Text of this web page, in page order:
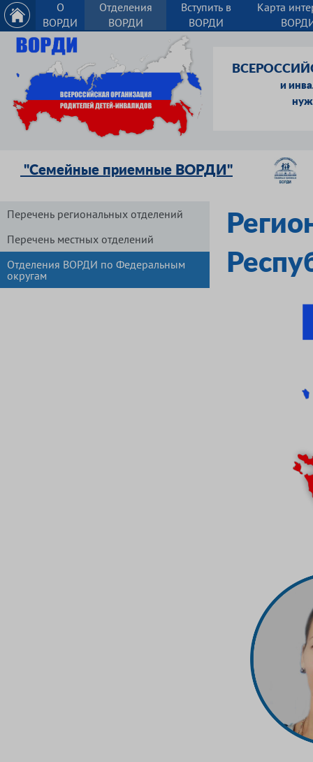
О
ВОРДИ
Отделения
ВОРДИ
Вступить в
ВОРДИ
Карта
и
"Семейные приемные ВОРДИ"
Перечень региональных отделений
Перечень местных отделений
Отделения ВОРДИ по Федеральным
округам